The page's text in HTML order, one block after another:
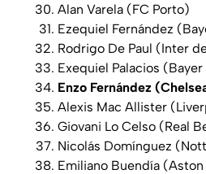
Alan Varela (FC Porto)
Ezequiel Fernández
Rodrigo De Paul (Inter
Exequiel Palacios
Enzo Fernández
Alexis Mac Allister
Giovani Lo Celso (Real
Nicolás Domínguez
Emiliano Buendía